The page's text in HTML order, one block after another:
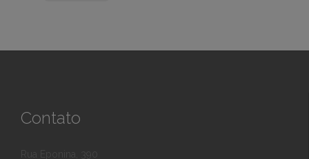
Contato